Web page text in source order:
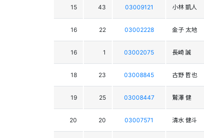
15 43 03009121 小林 凱人
16 22 03002228 金子 太地
16 1 03002075 長崎 誠
18 23 03008845 古野 哲也
19 25 03008447 鷲澤 健
20 20 03007571 清水 健斗